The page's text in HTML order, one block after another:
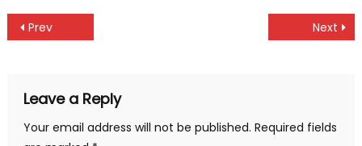
Post
Prev Next
Leave a Reply
Your email address will not be published. Required fields